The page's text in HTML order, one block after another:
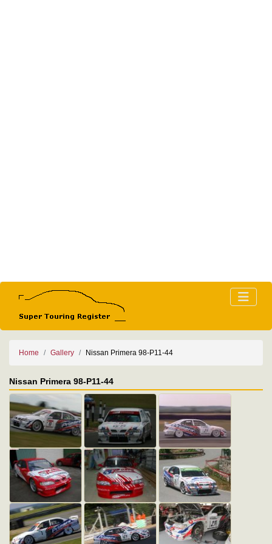
Home Gallery Nissan Primera 98-P11-44
Nissan Primera 98-P11-44